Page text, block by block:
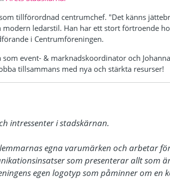
tillförordnad centrumchef. "Det känns
ledarstil. Han har ett stort förtroende
i Centrumföreningen.
event- & marknadskoordinator och Johanna
tillsammans med nya och stärkta resurser!
intressenter i stadskärnan.
egna varumärken och arbetar
som presenterar allt som
egen logotyp som påminner om en